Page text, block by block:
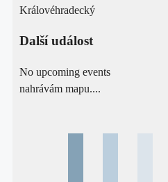
Královéhradecký
Další událost
No upcoming events
nahrávám mapu....